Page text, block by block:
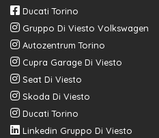
Ducati Torino
Gruppo Di Viesto Volkswagen
Autozentrum Torino
Cupra Garage Di Viesto
Seat Di Viesto
Skoda Di Viesto
Ducati Torino
Linkedin Gruppo Di Viesto